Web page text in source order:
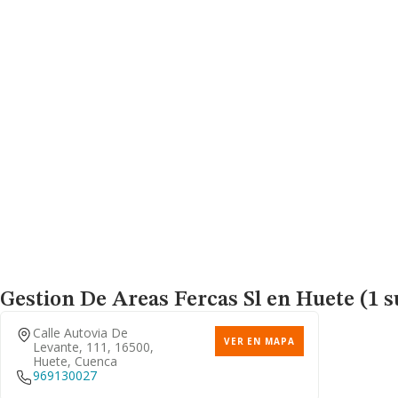
Gestion De Areas Fercas Sl en Huete (1
Calle Autovia De
Levante, 111, 16500,
Huete, Cuenca
VER EN MAPA
969130027